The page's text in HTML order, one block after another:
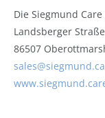
Die Siegmund Care
Landsberger
86507